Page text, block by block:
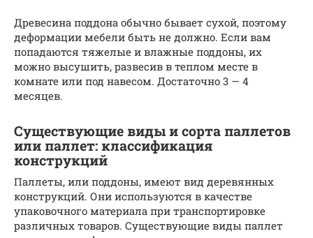
Древесина поддона обычно бывает сухой, поэтому
деформации мебели быть не должно. Если вам
попадаются тяжелые и влажные поддоны, их
можно высушить, развесив в теплом месте в
комнате или под навесом. Достаточно 3 — 4
месяцев.
Существующие виды и сорта паллетов
или паллет: классификация
конструкций
Паллеты, или поддоны, имеют вид деревянных
конструкций. Они используются в качестве
упаковочного материала при транспортировке
различных товаров. Существующие виды паллет